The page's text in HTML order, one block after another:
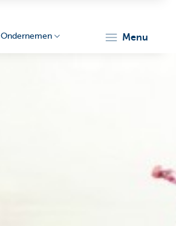
Ondernemen menu